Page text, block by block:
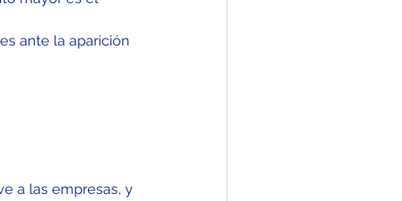
ante la aparición
a las empresas, y